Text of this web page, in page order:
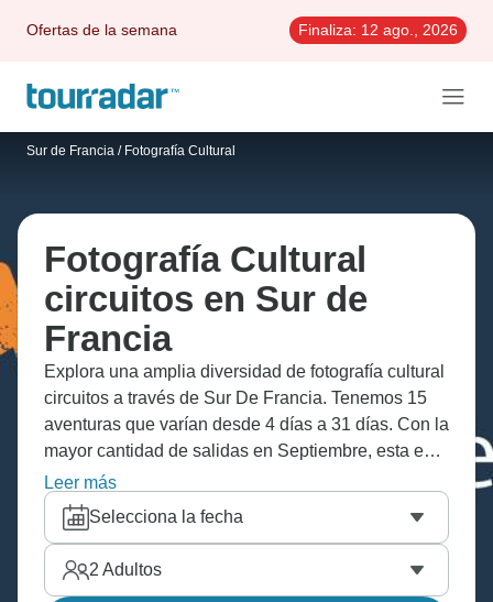
Ofertas de la semana Finaliza: 12 ago., 2026
Sur de Francia / Fotografía Cultural
Fotografía Cultural
circuitos en Sur de
Francia
Explora una amplia diversidad de fotografía cultural
circuitos a través de Sur De Francia. Tenemos 15
aventuras que varían desde 4 días a 31 días. Con la
mayor cantidad de salidas en Septiembre, esta es
también la época más popular del año.
Leer más
Selecciona la fecha
2 Adultos